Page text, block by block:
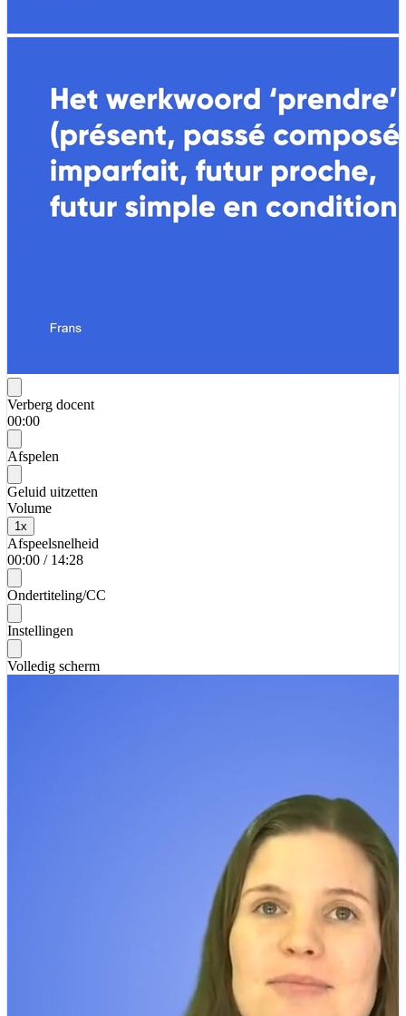
Verberg docent
00:00
Afspelen
Geluid uitzetten
Volume
1x
Afspeelsnelheid
00:00 / 14:28
Ondertiteling/CC
Instellingen
Volledig scherm